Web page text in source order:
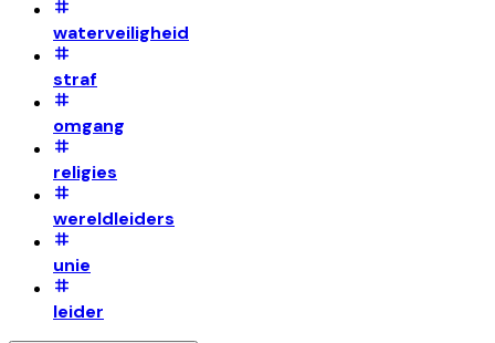
waterveiligheid
straf
omgang
religies
wereldleiders
unie
leider